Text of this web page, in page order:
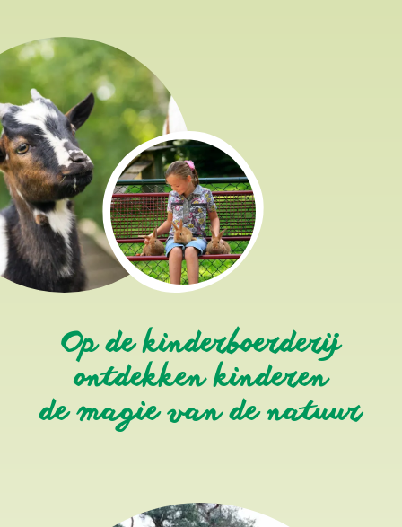
Op de kinderboerderij
ontdekken kinderen
de magie van de natuur